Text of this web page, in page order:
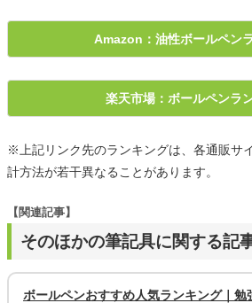
Amazon：油性ボールペン
楽天市場：ボールペンラ
※上記リンク先のランキングは、各通販サ
計方法が若干異なることがあります。
そのほかの筆記具に関する記
【関連記事】
ボールペンおすすめ人気ランキング｜